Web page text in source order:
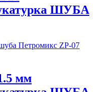
ШУБА
мм